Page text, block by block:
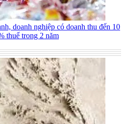
doanh nghiệp có doanh thu đến 10
thuế trong 2 năm